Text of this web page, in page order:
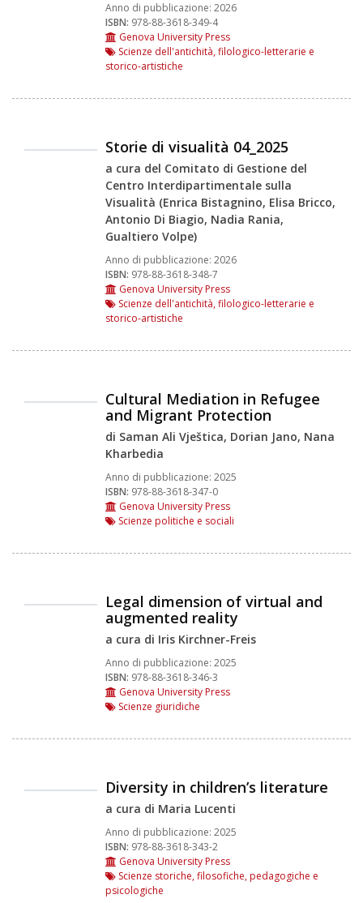
Anno di pubblicazione: 2026
ISBN: 978-88-3618-349-4
Genova University Press
Scienze dell'antichità, filologico-letterarie e
storico-artistiche
Storie di visualità 04_2025
a cura del Comitato di Gestione del
Centro Interdipartimentale sulla
Visualità (Enrica Bistagnino, Elisa Bricco,
Antonio Di Biagio, Nadia Rania,
Gualtiero Volpe)
Anno di pubblicazione: 2026
ISBN: 978-88-3618-348-7
Genova University Press
Scienze dell'antichità, filologico-letterarie e
storico-artistiche
Cultural Mediation in Refugee
and Migrant Protection
di Saman Ali Vještica, Dorian Jano, Nana
Kharbedia
Anno di pubblicazione: 2025
ISBN: 978-88-3618-347-0
Genova University Press
Scienze politiche e sociali
Legal dimension of virtual and
augmented reality
a cura di Iris Kirchner-Freis
Anno di pubblicazione: 2025
ISBN: 978-88-3618-346-3
Genova University Press
Scienze giuridiche
Diversity in children’s literature
a cura di Maria Lucenti
Anno di pubblicazione: 2025
ISBN: 978-88-3618-343-2
Genova University Press
Scienze storiche, filosofiche, pedagogiche e
psicologiche